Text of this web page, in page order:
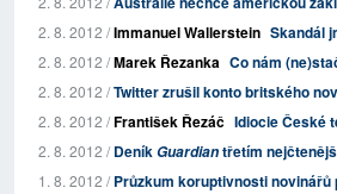
2. 8. 2012 /Immanuel Wallerstein Skandál
2. 8. 2012 /Marek Řezanka Co nám
2. 8. 2012 /Twitter zrušil konto britského
2. 8. 2012 /František Řezáč Idiocie České
2. 8. 2012 /DeníkGuardiantřetím
1. 8. 2012 /Průzkum koruptivnosti novinářů